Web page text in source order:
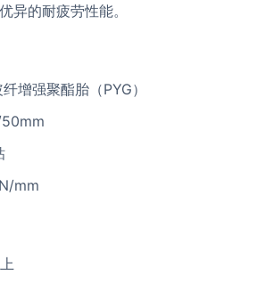
异的耐疲劳性能。
增强聚酯胎（PYG）
50mm
mm